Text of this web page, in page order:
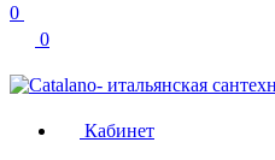
0
0
Кабинет